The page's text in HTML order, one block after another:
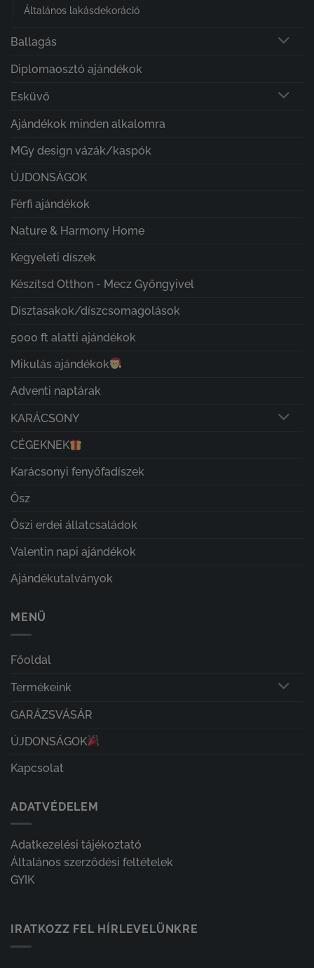
Általános lakásdekoráció
Ballagás
Diplomaosztó ajándékok
Esküvő
Ajándékok minden alkalomra
MGy design vázák/kaspók
ÚJDONSÁGOK
Férfi ajándékok
Nature & Harmony Home
Kegyeleti díszek
Készítsd Otthon - Mecz Gyöngyivel
Dísztasakok/díszcsomagolások
5000 ft alatti ajándékok
Mikulás ajándékok
Adventi naptárak
KARÁCSONY
CÉGEKNEK
Karácsonyi fenyőfadíszek
Ősz
Őszi erdei állatcsaládok
Valentin napi ajándékok
Ajándékutalványok
MENÜ
Főoldal
Termékeink
GARÁZSVÁSÁR
ÚJDONSÁGOK
Kapcsolat
ADATVÉDELEM
Adatkezelési tájékoztató
Általános szerződési feltételek
GYIK
IRATKOZZ FEL HÍRLEVELÜNKRE